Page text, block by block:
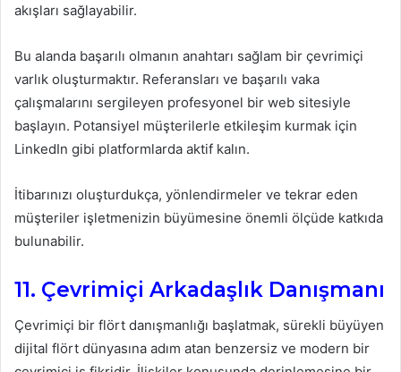
akışları sağlayabilir.
Bu alanda başarılı olmanın anahtarı sağlam bir çevrimiçi
varlık oluşturmaktır. Referansları ve başarılı vaka
çalışmalarını sergileyen profesyonel bir web sitesiyle
başlayın. Potansiyel müşterilerle etkileşim kurmak için
LinkedIn gibi platformlarda aktif kalın.
İtibarınızı oluşturdukça, yönlendirmeler ve tekrar eden
müşteriler işletmenizin büyümesine önemli ölçüde katkıda
bulunabilir.
11. Çevrimiçi Arkadaşlık Danışmanı
Çevrimiçi bir flört danışmanlığı başlatmak, sürekli büyüyen
dijital flört dünyasına adım atan benzersiz ve modern bir